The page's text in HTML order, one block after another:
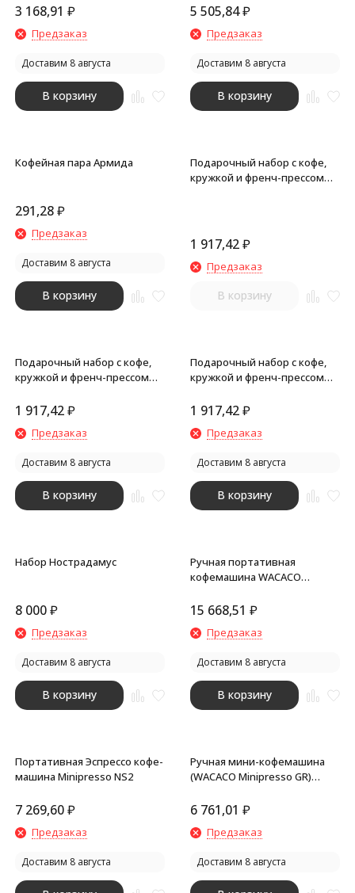
3 168,91 ₽
Предзаказ
Доставим 8 августа
В корзину
5 505,84₽
Предзаказ
Доставим 8 августа
В корзину
Кофейная пара Армида
291,28₽
Предзаказ
Доставим 8 августа
В корзину
Подарочный набор с кофе,
кружкой и френч-прессом
1 917,42₽
Предзаказ
В корзину
Подарочный набор с кофе,
кружкой и френч-прессом
1 917,42₽
Предзаказ
Доставим 8 августа
В корзину
Подарочный набор с кофе,
кружкой и френч-прессом
1 917,42₽
Предзаказ
Доставим 8 августа
В корзину
Набор Нострадамус
8 000₽
Предзаказ
Доставим 8 августа
В корзину
Ручная портативная
кофемашина WACACO
кофе WCPPRSS
15 668,51 ₽
Предзаказ
Доставим 8 августа
В корзину
Портативная Эспрессо кофе-
машина Minipresso NS2
7 269,60₽
Предзаказ
Доставим 8 августа
Ручная мини-кофемашина
(WACACO Minipresso GR)
кофемашина цвет черный)
6 761,01 ₽
Предзаказ
Доставим 8 августа